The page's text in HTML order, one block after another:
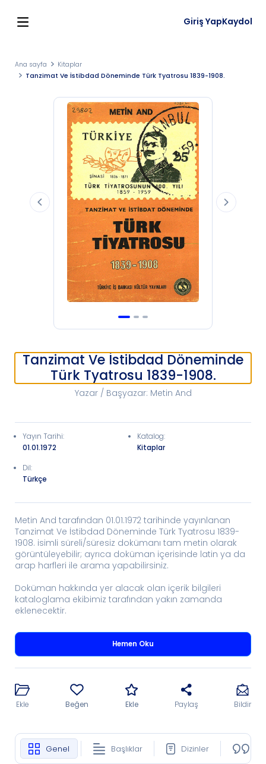
Giriş YapKaydol
Ana sayfa
Kitaplar
Tanzimat Ve İstibdad Döneminde Türk Tyatrosu 1839-1908.
Tanzimat Ve İstibdad Döneminde
Türk Tyatrosu 1839-1908.
Yazar / Başyazar: Metin And
Yayın Tarihi:
01.01.1972
Katalog:
Kitaplar
Dil:
Türkçe
Metin And tarafından 01.01.1972 tarihinde yayınlanan
Tanzimat Ve İstibdad Döneminde Türk Tyatrosu 1839-
1908. isimli süreli/süresiz dokümanı tam metin olarak
görüntüleyebilir; ayrıca doküman içerisinde latin ya da
arap harfleri ile arama yapabilirsiniz.
Doküman hakkında yer alacak olan içerik bilgileri
kataloglama ekibimiz tarafından yakın zamanda
eklenecektir.
Hemen Oku
Ekle Beğen Ekle Paylaş Bildir
Genel Başlıklar Dizinler